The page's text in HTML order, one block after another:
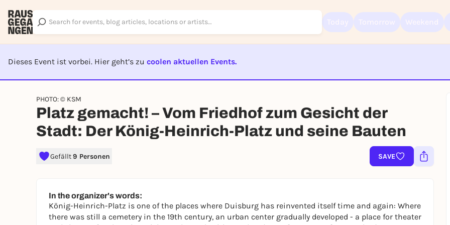
Dieses Event ist vorbei. Hier geht’s zu coolen aktuellen Events.
PHOTO: © KSM
Platz gemacht! – Vom Friedhof zum Gesicht der
Stadt: Der König-Heinrich-Platz und seine Bauten
Gefällt9 Personen SAVE
In the organizer's words:
König-Heinrich-Platz is one of the places where Duisburg has reinvented itself time and again: Where
there was still a cemetery in the 19th century, an urban center gradually developed - a place for theater
To like events, follow pages, or participate in lotteries, you need a free
Rausgegangen account.
REGISTER FOR FREE NOW
Log in now